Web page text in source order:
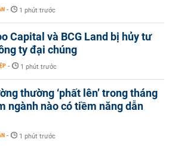
- 1 phút trước
Capital và BCG Land bị hủy tư
ty đại chúng
- 1 phút trước
thường ‘phất lên’ trong tháng
ngành nào có tiềm năng dẫn
- 1 phút trước